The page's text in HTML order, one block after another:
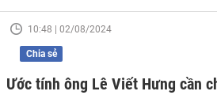
10:48 | 02/08/2024
Chia sẻ
Ước tính ông Lê Viết Hưng cần